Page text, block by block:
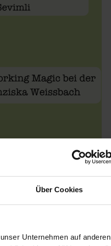
Über Cookies
Unternehmen auf anderen
Event mit uns